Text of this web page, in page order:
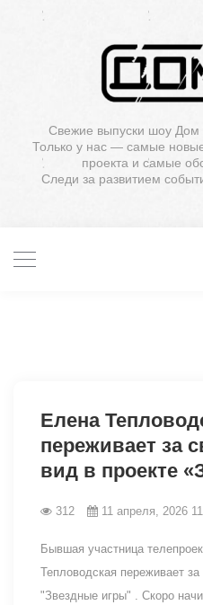
Свежие выпуски шоу
Только у нас — самые
проекта и самые
Следи за развитием
Елена
переживает за
вид в проекте
312 11 апреля, 2026
Бывшая участница
Тепловодская переживает
"Звездные игры" . Скоро